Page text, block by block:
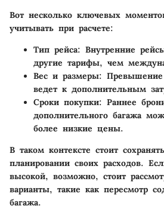
Вот несколько ключевых
учитывать при расчете:
Тип рейса: Внутренние
другие тарифы, чем
Вес и размеры: Превышение
ведет к дополнительным
Сроки покупки: Раннее
дополнительного багажа
более низкие цены.
В таком контексте стоит
планировании своих расходов.
высокой, возможно, стоит
варианты, такие как пересмотр
багажа.